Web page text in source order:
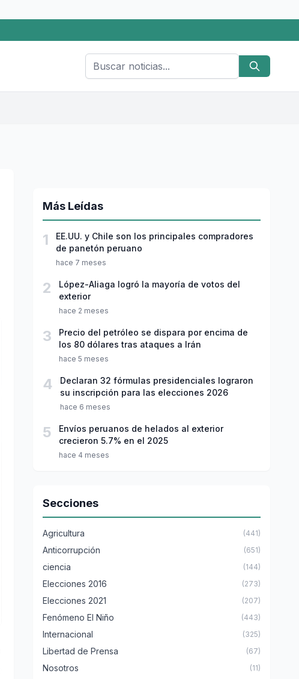
Más Leídas
1
EE.UU. y Chile son los principales compradores
de panetón peruano
hace 7 meses
2
López-Aliaga logró la mayoría de votos del
exterior
hace 2 meses
3
Precio del petróleo se dispara por encima de
los 80 dólares tras ataques a Irán
hace 5 meses
4
Declaran 32 fórmulas presidenciales lograron
su inscripción para las elecciones 2026
hace 6 meses
5
Envíos peruanos de helados al exterior
crecieron 5.7% en el 2025
hace 4 meses
Secciones
Agricultura (441)
Anticorrupción (651)
ciencia (144)
Elecciones 2016 (273)
Elecciones 2021 (207)
Fenómeno El Niño (443)
Internacional (325)
Libertad de Prensa (67)
Nosotros (11)